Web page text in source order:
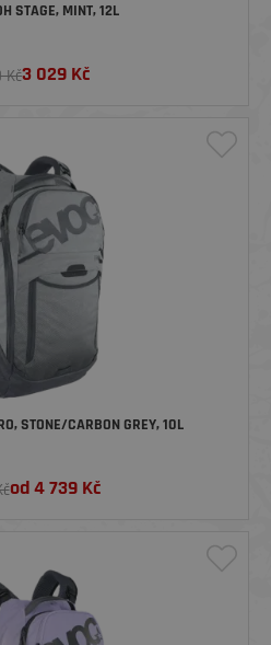
STAGE, MINT, 12L
Kč3 029 Kč
STONE/CARBON GREY, 10L
od4 739Kč